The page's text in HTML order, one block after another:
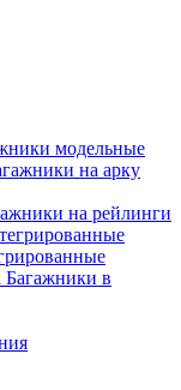
модельные
на арку
на рейлинги
Багажники в